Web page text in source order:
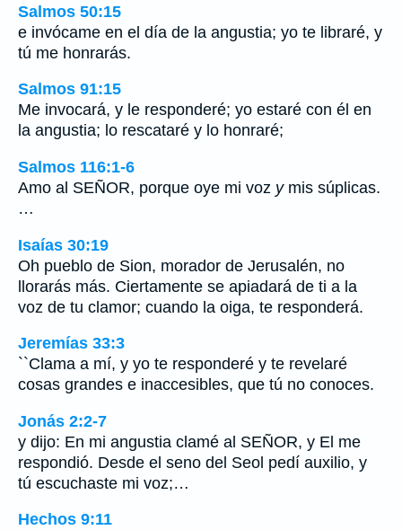
Salmos 50:15
e invócame en el día de la angustia; yo te libraré, y
tú me honrarás.
Salmos 91:15
Me invocará, y le responderé; yo estaré con él en
la angustia; lo rescataré y lo honraré;
Salmos 116:1-6
Amo al SEÑOR, porque oye mi voz ymis súplicas.
…
Isaías 30:19
Oh pueblo de Sion, morador de Jerusalén, no
llorarás más. Ciertamente se apiadará de ti a la
voz de tu clamor; cuando la oiga, te responderá.
Jeremías 33:3
``Clama a mí, y yo te responderé y te revelaré
cosas grandes e inaccesibles, que tú no conoces.
Jonás 2:2-7
y dijo: En mi angustia clamé al SEÑOR, y El me
respondió. Desde el seno del Seol pedí auxilio, y
tú escuchaste mi voz;…
Hechos 9:11